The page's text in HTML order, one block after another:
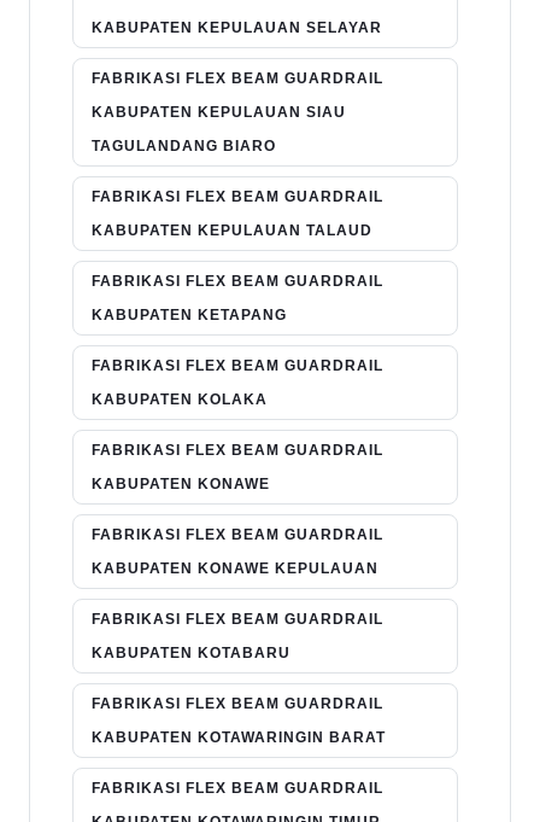
KABUPATEN KEPULAUAN SELAYAR
FABRIKASI FLEX BEAM GUARDRAIL
KABUPATEN KEPULAUAN SIAU
TAGULANDANG BIARO
FABRIKASI FLEX BEAM GUARDRAIL
KABUPATEN KEPULAUAN TALAUD
FABRIKASI FLEX BEAM GUARDRAIL
KABUPATEN KETAPANG
FABRIKASI FLEX BEAM GUARDRAIL
KABUPATEN KOLAKA
FABRIKASI FLEX BEAM GUARDRAIL
KABUPATEN KONAWE
FABRIKASI FLEX BEAM GUARDRAIL
KABUPATEN KONAWE KEPULAUAN
FABRIKASI FLEX BEAM GUARDRAIL
KABUPATEN KOTABARU
FABRIKASI FLEX BEAM GUARDRAIL
KABUPATEN KOTAWARINGIN BARAT
FABRIKASI FLEX BEAM GUARDRAIL